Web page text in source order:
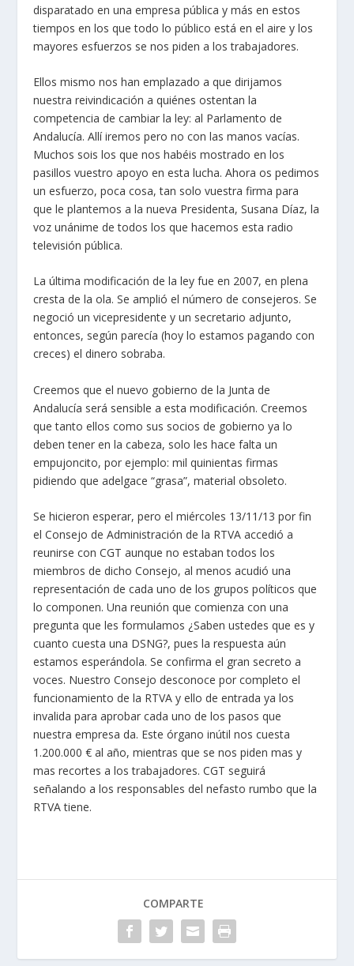
disparatado en una empresa pública y más en estos
tiempos en los que todo lo público está en el aire y los
mayores esfuerzos se nos piden a los trabajadores.
Ellos mismo nos han emplazado a que dirijamos
nuestra reivindicación a quiénes ostentan la
competencia de cambiar la ley: al Parlamento de
Andalucía. Allí iremos pero no con las manos vacías.
Muchos sois los que nos habéis mostrado en los
pasillos vuestro apoyo en esta lucha. Ahora os pedimos
un esfuerzo, poca cosa, tan solo vuestra firma para
que le plantemos a la nueva Presidenta, Susana Díaz, la
voz unánime de todos los que hacemos esta radio
televisión pública.
La última modificación de la ley fue en 2007, en plena
cresta de la ola. Se amplió el número de consejeros. Se
negoció un vicepresidente y un secretario adjunto,
entonces, según parecía (hoy lo estamos pagando con
creces) el dinero sobraba.
Creemos que el nuevo gobierno de la Junta de
Andalucía será sensible a esta modificación. Creemos
que tanto ellos como sus socios de gobierno ya lo
deben tener en la cabeza, solo les hace falta un
empujoncito, por ejemplo: mil quinientas firmas
pidiendo que adelgace “grasa”, material obsoleto.
Se hicieron esperar, pero el miércoles 13/11/13 por fin
el Consejo de Administración de la RTVA accedió a
reunirse con CGT aunque no estaban todos los
miembros de dicho Consejo, al menos acudió una
representación de cada uno de los grupos políticos que
lo componen. Una reunión que comienza con una
pregunta que les formulamos ¿Saben ustedes que es y
cuanto cuesta una DSNG?, pues la respuesta aún
estamos esperándola. Se confirma el gran secreto a
voces. Nuestro Consejo desconoce por completo el
funcionamiento de la RTVA y ello de entrada ya los
invalida para aprobar cada uno de los pasos que
nuestra empresa da. Este órgano inútil nos cuesta
1.200.000 € al año, mientras que se nos piden mas y
mas recortes a los trabajadores. CGT seguirá
señalando a los responsables del nefasto rumbo que la
RTVA tiene.
COMPARTE